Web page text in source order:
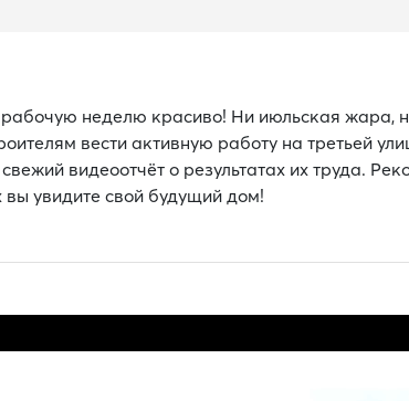
неделю красиво! Ни июльская жара,
вести активную работу на третьей
видеоотчёт о результатах их труда.
увидите свой будущий дом!